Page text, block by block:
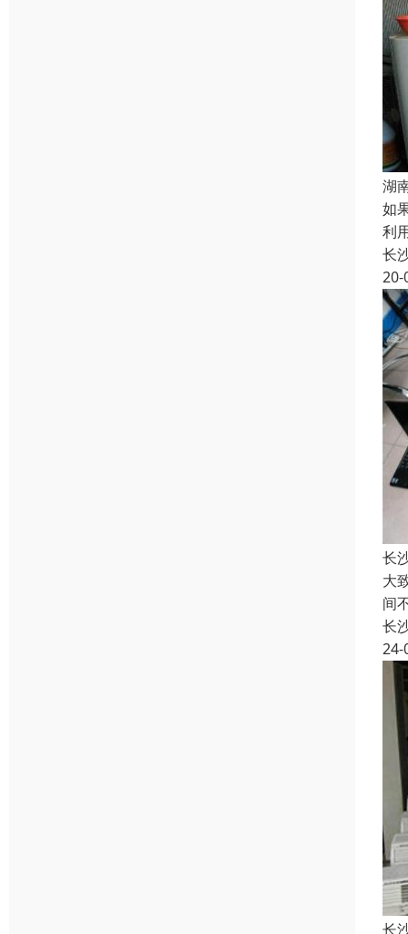
湖
如
利
长
20-
长
大
间
长
24-
长